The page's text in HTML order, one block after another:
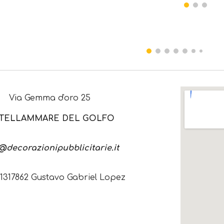
Via Gemma d'oro 25
DEL GOLFO
Gustavo Gabriel Lopez